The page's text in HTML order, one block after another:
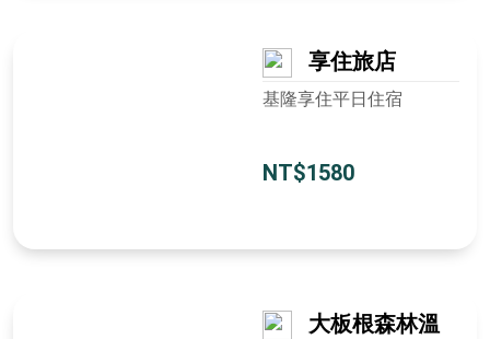
享住旅店
基隆享住平日住宿
NT$1580
大板根森林溫